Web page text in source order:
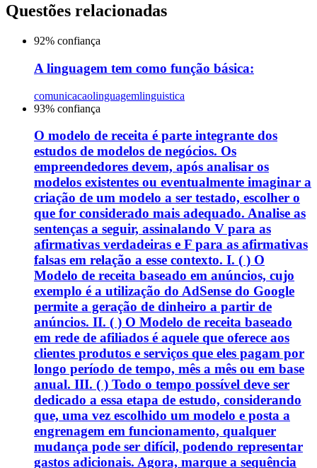
Questões relacionadas
92% confiança
A linguagem tem como função básica:
comunicacaolinguagemlinguistica
93% confiança
O modelo de receita é parte integrante dos
estudos de modelos de negócios. Os
empreendedores devem, após analisar os
modelos existentes ou eventualmente imaginar a
criação de um modelo a ser testado, escolher o
que for considerado mais adequado. Analise as
sentenças a seguir, assinalando V para as
afirmativas verdadeiras e F para as afirmativas
falsas em relação a esse contexto. I. ( ) O
Modelo de receita baseado em anúncios, cujo
exemplo é a utilização do AdSense do Google
permite a geração de dinheiro a partir de
anúncios. II. ( ) O Modelo de receita baseado
em rede de afiliados é aquele que oferece aos
clientes produtos e serviços que eles pagam por
longo período de tempo, mês a mês ou em base
anual. III. ( ) Todo o tempo possível deve ser
dedicado a essa etapa de estudo, considerando
que, uma vez escolhido um modelo e posta a
engrenagem em funcionamento, qualquer
mudança pode ser difícil, podendo representar
gastos adicionais. Agora, marque a sequência